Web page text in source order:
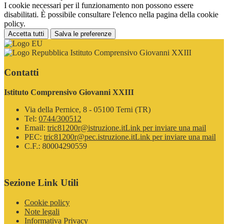
I cookie necessari per il funzionamento non possono essere
disabilitati. È possibile consultare l'elenco nella pagina della cookie
policy.
Accetta tutti Salva le preferenze
Istituto Comprensivo Giovanni XXIII
Contatti
Istituto Comprensivo Giovanni XXIII
Via della Pernice, 8 - 05100 Terni (TR)
Tel: 0744/300512
Email: tric81200r@istruzione.itLink per inviare una mail
PEC: tric81200r@pec.istruzione.itLink per inviare una mail
C.F.: 80004290559
Sezione Link Utili
Cookie policy
Note legali
Informativa Privacy